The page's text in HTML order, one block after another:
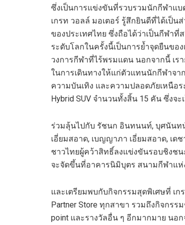
ซึ่งเป็นการแข่งขันที่รวบรวมนักกีฬาแ
เกรท วอลล์ มอเตอร์ รู้สึกยินดีที่ได้เป็
ของประเทศไทย ซึ่งถือได้ว่าเป็นกีฬา
ระดับโลกในครั้งนี้เป็นการย้ำจุดยืนข
วงการกีฬาที่ไร้พรมแดน นอกจากนี้ เร
ในการเดินทางให้แก่ตัวแทนนักกีฬาจ
ความบันเทิง และความปลอดภัยเหนือระ
Hybrid SUV จำนวนทั้งสิ้น 15 คัน ซึ่ง
ร่วมลุ้นไปกับ รัชนก อินทนนท์, บุศนันท
เอี่ยมสอาด, เบญญาภา เอี่ยมสอาด, เ
ชาวไทยผู้คว้าสิทธิ์ลงแข่งขันรอบชิงชน
จะจัดขึ้นที่อาคารนิมิบุตร สนามกีฬาแห่
และเตรียมพบกับกิจกรรมสุดพิเศษที่ เ
Partner Store ทุกสาขา รวมถึงกิจกร
point และรางวัลอื่น ๆ อีกมากมาย นอ